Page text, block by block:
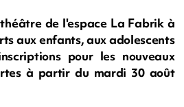
de l'espace La Fabrik à
aux enfants, aux adolescents
pour les nouveaux
à partir du mardi 30 août